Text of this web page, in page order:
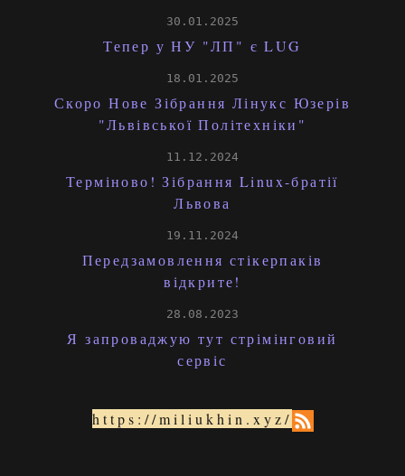
30.01.2025
Тепер у НУ "ЛП" є LUG
18.01.2025
Скоро Нове Зібрання Лінукс Юзерів
"Львівської Політехніки"
11.12.2024
Терміново! Зібрання Linux-братії
Львова
19.11.2024
Передзамовлення стікерпаків
відкрите!
28.08.2023
Я запроваджую тут стрімінговий
сервіс
https://miliukhin.xyz/